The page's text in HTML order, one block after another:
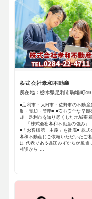
株式会社孝和不動産
所在地：栃木県足利市駒場町
■足利市・太田市・佐野市の不動産
取・売却・管理■ ■安心安全な早期
却：足利市を知り尽くした地域密
『株式会社孝和不動産の強み』
■「お客様第一主義」を徹底■ 株式
孝和不動産にご依頼いただいたご
は 代表である堀江みずからが担当
相談から ...